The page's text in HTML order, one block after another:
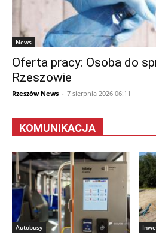
News
Oferta pracy: Osoba do
Rzeszowie
Rzeszów News - 7 sierpnia 2026 06:11
KOMUNIKACJA
Autobusy